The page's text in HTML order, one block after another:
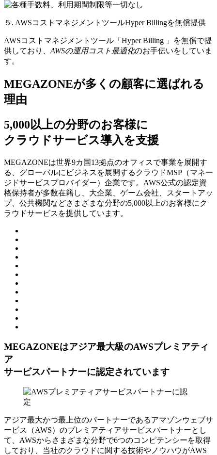
５. AWSコストマネジメントツールHyper Billingを無償提供
AWSコストマネジメントツール「Hyper Billing 」を無償で提
供しており、 AWSの運⽤コスト最適化のお⼿伝いをしていま
す。
MEGAZONEが多くの顧客に選ばれる
理由
5,000以上の分野のお客様に
クラウドサービス導入を支援
MEGAZONEは世界9カ国13拠点のオフィスで事業を展開す
る、グローバルにビジネスを展開するクラウドMSP（マネー
ジドサービスプロバイダー）企業です。AWS公式の認定資
格保持者が多数在籍し、⼤企業、ゲーム会社、スタートアッ
プ、公共機関などさまざまな分野の5,000以上のお客様にク
ラウドサービスを提供しています。
MEGAZONEはアジア最⼤級のAWSプレミアティ
ア
サービスパートナーに認定されています
アジア最大かつ最上位のパートナーであるアマゾンウェブサ
ービス（AWS）のプレミアティアサービスパートナーとし
て、AWSからさまざまな分野で6つのコンピテンシーを取得
しており、当社のクラウドに関する技術やノウハウがAWS